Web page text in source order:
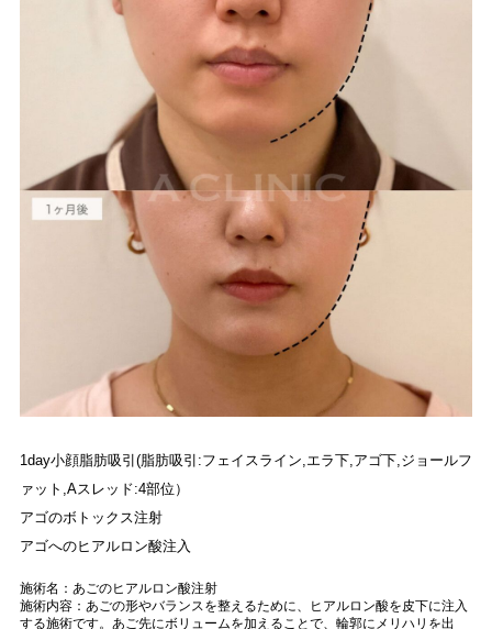
1day小顔脂肪吸引(脂肪吸引:フェイスライン,エラ下,アゴ下,ジョールフ
ァット,Aスレッド:4部位）
アゴのボトックス注射
アゴへのヒアルロン酸注入
施術名：あごのヒアルロン酸注射
施術内容：あごの形やバランスを整えるために、ヒアルロン酸を皮下に注入
する施術です。あご先にボリュームを加えることで、輪郭にメリハリを出